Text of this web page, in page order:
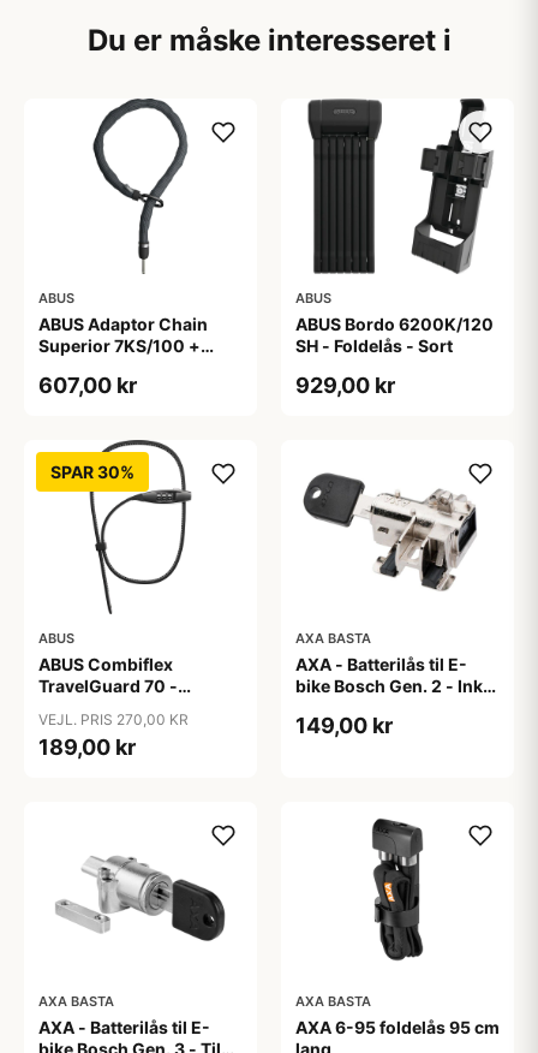
Du er måske interesseret i
ABUS
ABUS Adaptor Chain
Superior 7KS/100 +
607,00 kr
ABUS
ABUS Bordo 6200K/120
SH - Foldelås - Sort
929,00 kr
SPAR 30%
ABUS
ABUS Combiflex
TravelGuard 70 -
VEJL. PRIS 270,00 KR
189,00 kr
AXA BASTA
AXA - Batterilås til E-
bike Bosch Gen. 2 - Inkl.
149,00 kr
AXA BASTA
AXA - Batterilås til E-
bike Bosch Gen. 3 - Til
AXA BASTA
AXA 6-95 foldelås 95 cm
lang